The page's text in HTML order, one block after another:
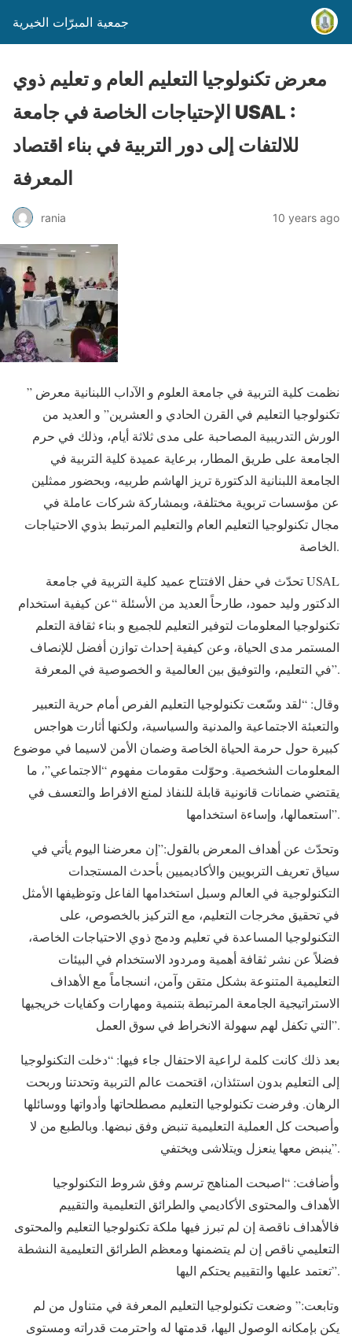
جمعية المبرّات الخيرية
معرض تكنولوجيا التعليم العام و تعليم ذوي
الإحتياجات الخاصة في جامعة USAL :
للالتفات إلى دور التربية في بناء اقتصاد
المعرفة
rania 10 years ago
نظمت كلية التربية في جامعة العلوم و الآداب اللبنانية معرض ”
تكنولوجيا التعليم في القرن الحادي و العشرين” و العديد من
الورش التدريبية المصاحبة على مدى ثلاثة أيام، وذلك في حرم
الجامعة على طريق المطار، برعاية عميدة كلية التربية في
الجامعة اللبنانية الدكتورة تريز الهاشم طربيه، وبحضور ممثلين
عن مؤسسات تربوية مختلفة، وبمشاركة شركات عاملة في
مجال تكنولوجيا التعليم العام والتعليم المرتبط بذوي الاحتياجات
الخاصة.
تحدّث في حفل الافتتاح عميد كلية التربية في جامعة USAL
تكنولوجيا المعلومات لتوفير التعليم للجميع و بناء ثقافة التعلم
المستمر مدى الحياة، وعن كيفية إحداث توازن أفضل للإنصاف
في التعليم، والتوفيق بين العالمية و الخصوصية في المعرفة”.
وقال: “لقد وسّعت تكنولوجيا التعليم الفرص أمام حرية التعبير
والتعبئة الاجتماعية والمدنية والسياسية، ولكنها أثارت هواجس
كبيرة حول حرمة الحياة الخاصة وضمان الأمن لاسيما في موضوع
المعلومات الشخصية. وحوّلت مقومات مفهوم “الاجتماعي”، ما
يقتضي ضمانات قانونية قابلة للنفاذ لمنع الافراط والتعسف في
استعمالها، وإساءة استخدامها”.
وتحدّث عن أهداف المعرض بالقول:”إن معرضنا اليوم يأتي في
سياق تعريف التربويين والأكاديميين بأحدث المستجدات
التكنولوجية في العالم وسبل استخدامها الفاعل وتوظيفها الأمثل
في تحقيق مخرجات التعليم، مع التركيز بالخصوص، على
التكنولوجيا المساعدة في تعليم ودمج ذوي الاحتياجات الخاصة،
فضلاً عن نشر ثقافة أهمية ومردود الاستخدام في البيئات
التعليمية المتنوعة بشكل متقن وآمن، انسجاماً مع الأهداف
الاستراتيجية الجامعة المرتبطة بتنمية ومهارات وكفايات خريجيها
التي تكفل لهم سهولة الانخراط في سوق العمل”.
بعد ذلك كانت كلمة لراعية الاحتفال جاء فيها: “دخلت التكنولوجيا
إلى التعليم بدون استئذان، اقتحمت عالم التربية وتحدتنا وربحت
الرهان. وفرضت تكنولوجيا التعليم مصطلحاتها وأدواتها ووسائلها
وأصبحت كل العملية التعليمية تنبض وفق نبضها. وبالطبع من لا
ينبض معها ينعزل ويتلاشى ويختفي”.
وأضافت: “اصبحت المناهج ترسم وفق شروط التكنولوجيا
الأهداف والمحتوى الأكاديمي والطرائق التعليمية والتقييم
فالأهداف ناقصة إن لم تبرز فيها ملكة تكنولوجيا التعليم والمحتوى
التعليمي ناقص إن لم يتضمنها ومعظم الطرائق التعليمية النشطة
تعتمد عليها والتقييم يحتكم اليها”.
وتابعت:” وضعت تكنولوجيا التعليم المعرفة في متناول من لم
يكن بإمكانه الوصول اليها، قدمتها له واحترمت قدراته ومستوى